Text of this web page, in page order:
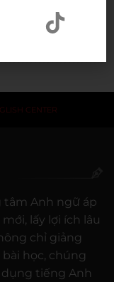
CENTER
tâm Anh ngữ áp
lấy lợi ích lâu
chỉ giảng
học, chúng
tiếng Anh